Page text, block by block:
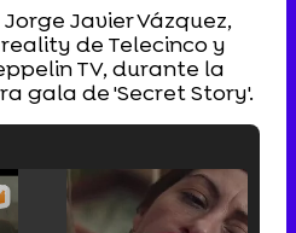
Javier Vázquez,
de Telecinco y
TV, durante la
gala de 'Secret Story'.